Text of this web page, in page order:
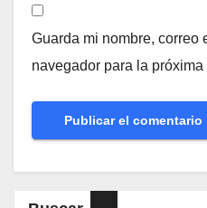
Guarda mi nombre, correo
navegador para la